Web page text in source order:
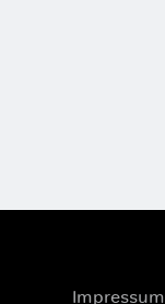
Impressum